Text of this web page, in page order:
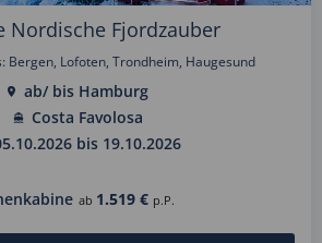
Nordische Fjordzauber
Bergen, Lofoten, Trondheim, Haugesund
ab/ bis Hamburg
Costa Favolosa
bis 19.10.2026
ab 1.519 € p.P.